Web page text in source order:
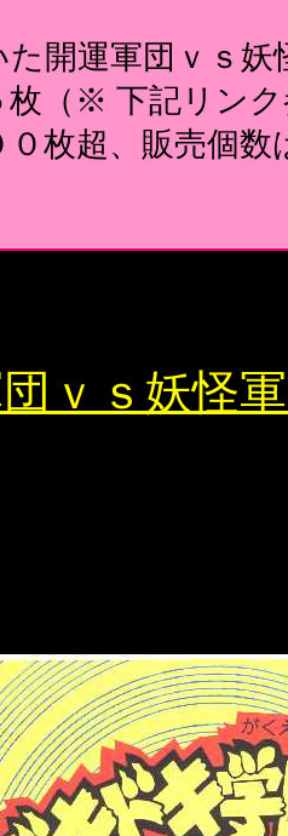
た開運軍団ｖｓ
枚（※ 下記リン
０枚超、販売個
ｖｓ妖怪